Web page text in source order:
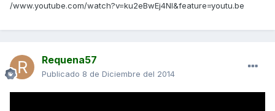
/www.youtube.com/watch?v=ku2eBwEj4NI&feature=youtu.be
Requena57
Publicado 8 de Diciembre del 2014